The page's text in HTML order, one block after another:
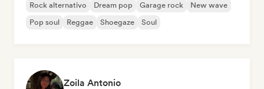
Rock alternativo Dream pop Garage rock
New wave
Pop soul
Reggae Shoegaze Soul
Zoila Antonio